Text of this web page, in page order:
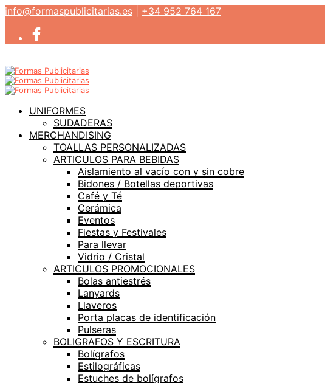
info@formaspublicitarias.es +34 952 764 167
UNIFORMES
SUDADERAS
MERCHANDISING
TOALLAS PERSONALIZADAS
ARTICULOS PARA BEBIDAS
Aislamiento al vacío con y sin cobre
Bidones / Botellas deportivas
Café y Té
Cerámica
Eventos
Fiestas y Festivales
Para llevar
Vidrio / Cristal
ARTICULOS PROMOCIONALES
Bolas antiestrés
Lanyards
Llaveros
Porta placas de identificación
Pulseras
BOLIGRAFOS Y ESCRITURA
Bolígrafos
Estilográficas
Estuches de bolígrafos